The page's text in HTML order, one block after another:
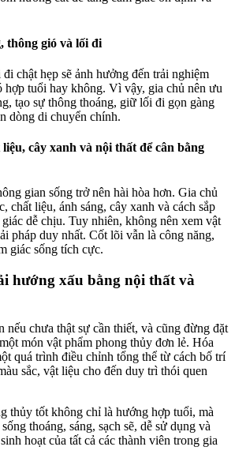
thông gió và lối đi
chật hẹp sẽ ảnh hưởng đến trải nghiệm
hợp tuổi hay không. Vì vậy, gia chủ nên ưu
tạo sự thông thoáng, giữ lối đi gọn gàng
dòng di chuyển chính.
cây xanh và nội thất để cân bằng
gian sống trở nên hài hòa hơn. Gia chủ
chất liệu, ánh sáng, cây xanh và cách sắp
dễ chịu. Tuy nhiên, không nên xem vật
pháp duy nhất. Cốt lõi vẫn là công năng,
giác sống tích cực.
hướng xấu bằng nội thất và
nếu chưa thật sự cần thiết, và cũng đừng đặt
món vật phẩm phong thủy đơn lẻ. Hóa
quá trình điều chỉnh tổng thể từ cách bố trí
sắc, vật liệu cho đến duy trì thói quen
thủy tốt không chỉ là hướng hợp tuổi, mà
thoáng, sáng, sạch sẽ, dễ sử dụng và
hoạt của tất cả các thành viên trong gia